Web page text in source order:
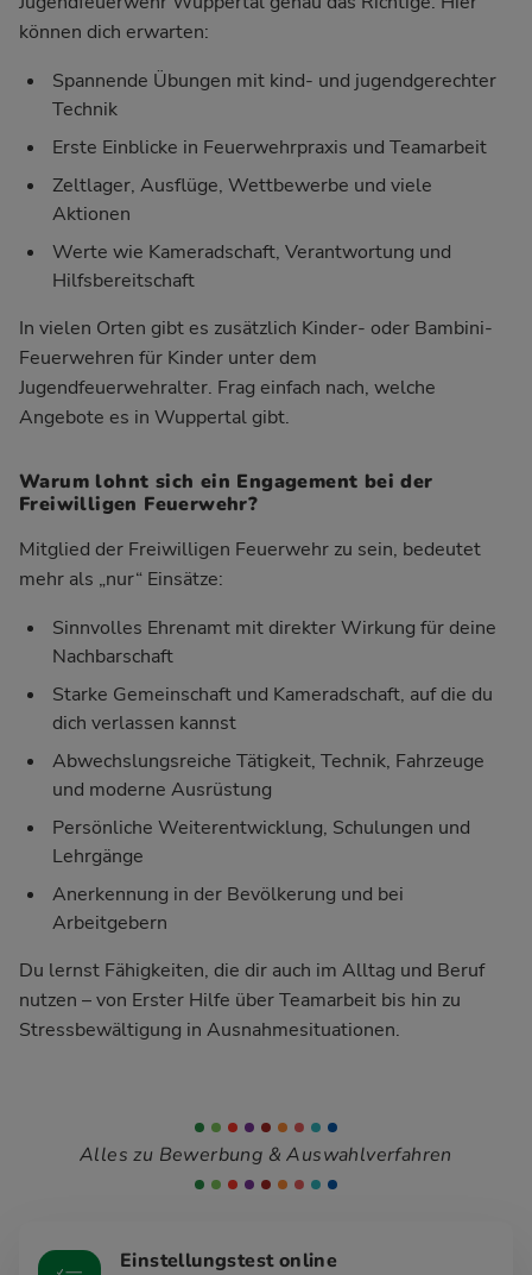
können dich erwarten:
Spannende Übungen mit kind- und jugendgerechter
Technik
Erste Einblicke in Feuerwehrpraxis und Teamarbeit
Zeltlager, Ausflüge, Wettbewerbe und viele
Aktionen
Werte wie Kameradschaft, Verantwortung und
Hilfsbereitschaft
In vielen Orten gibt es zusätzlich Kinder- oder Bambini-
Feuerwehren für Kinder unter dem
Jugendfeuerwehralter. Frag einfach nach, welche
Angebote es in Wuppertal gibt.
Warum lohnt sich ein Engagement bei der
Freiwilligen Feuerwehr?
Mitglied der Freiwilligen Feuerwehr zu sein, bedeutet
mehr als „nur“ Einsätze:
Sinnvolles Ehrenamt mit direkter Wirkung für deine
Nachbarschaft
Starke Gemeinschaft und Kameradschaft, auf die du
dich verlassen kannst
Abwechslungsreiche Tätigkeit, Technik, Fahrzeuge
und moderne Ausrüstung
Persönliche Weiterentwicklung, Schulungen und
Lehrgänge
Anerkennung in der Bevölkerung und bei
Arbeitgebern
Du lernst Fähigkeiten, die dir auch im Alltag und Beruf
nutzen – von Erster Hilfe über Teamarbeit bis hin zu
Stressbewältigung in Ausnahmesituationen.
Alles zu Bewerbung & Auswahlverfahren
Einstellungstest online